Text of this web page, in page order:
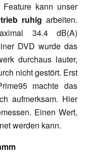
kann unser
ruhig arbeiten.
34.4 dB(A)
DVD wurde das
durchaus lauter,
nicht gestört. Erst
machte das
aufmerksam. Hier
Einen Wert,
werden kann.